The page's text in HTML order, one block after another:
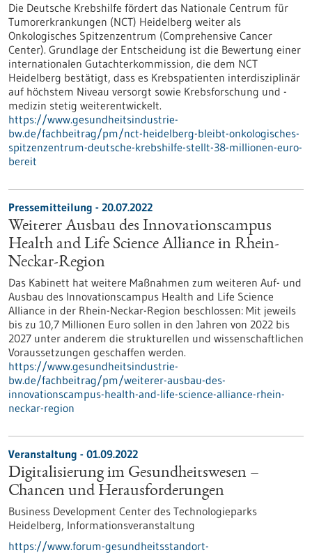
Die Deutsche Krebshilfe fördert das Nationale Centrum für
Tumorerkrankungen (NCT) Heidelberg weiter als
Onkologisches Spitzenzentrum (Comprehensive Cancer
Center). Grundlage der Entscheidung ist die Bewertung einer
internationalen Gutachterkommission, die dem NCT
Heidelberg bestätigt, dass es Krebspatienten interdisziplinär
auf höchstem Niveau versorgt sowie Krebsforschung und -
medizin stetig weiterentwickelt.
https://www.gesundheitsindustrie-
bw.de/fachbeitrag/pm/nct-heidelberg-bleibt-onkologisches-
spitzenzentrum-deutsche-krebshilfe-stellt-38-millionen-euro-
bereit
Pressemitteilung - 20.07.2022
Weiterer Ausbau des Innovationscampus
Health and Life Science Alliance in Rhein-
Neckar-Region
Das Kabinett hat weitere Maßnahmen zum weiteren Auf- und
Ausbau des Innovationscampus Health and Life Science
Alliance in der Rhein-Neckar-Region beschlossen: Mit jeweils
bis zu 10,7 Millionen Euro sollen in den Jahren von 2022 bis
2027 unter anderem die strukturellen und wissenschaftlichen
Voraussetzungen geschaffen werden.
https://www.gesundheitsindustrie-
bw.de/fachbeitrag/pm/weiterer-ausbau-des-
innovationscampus-health-and-life-science-alliance-rhein-
neckar-region
Veranstaltung - 01.09.2022
Digitalisierung im Gesundheitswesen –
Chancen und Herausforderungen
Business Development Center des Technologieparks
Heidelberg, Informationsveranstaltung
https://www.forum-gesundheitsstandort-